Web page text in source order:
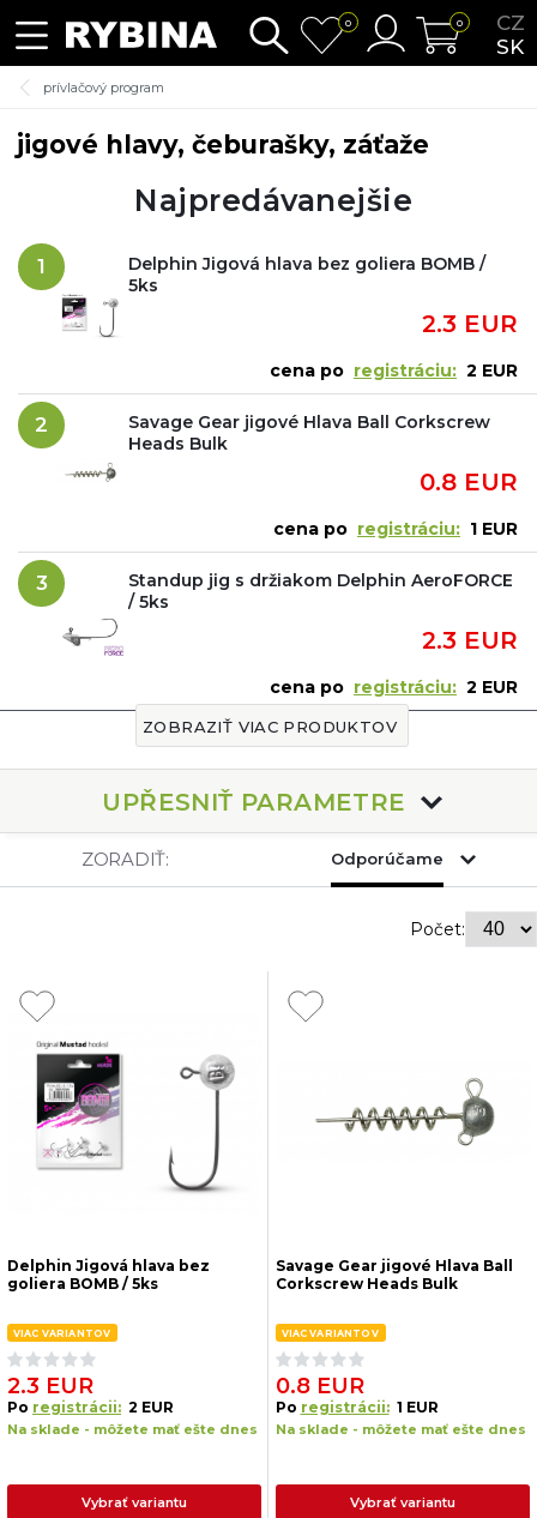
CZ
SK
0 0
prívlačový program
jigové hlavy, čeburašky, záťaže
Najpredávanejšie
1
Delphin Jigová hlava bez goliera BOMB /
5ks
2.3 EUR
cena po registráciu: 2 EUR
2
Savage Gear jigové Hlava Ball Corkscrew
Heads Bulk
0.8 EUR
cena po registráciu: 1 EUR
3
Standup jig s držiakom Delphin AeroFORCE
/ 5ks
2.3 EUR
cena po registráciu: 2 EUR
ZOBRAZIŤ VIAC PRODUKTOV
UPŘESNIŤ PARAMETRE
ZORADIŤ: Odporúčame
Počet:
Delphin Jigová hlava bez
goliera BOMB / 5ks
VIAC VARIANTOV
2.3 EUR
Po registrácii: 2 EUR
Na sklade - môžete mať ešte dnes
Vybrať variantu
Savage Gear jigové Hlava Ball
Corkscrew Heads Bulk
VIAC VARIANTOV
0.8 EUR
Po registrácii: 1 EUR
Na sklade - môžete mať ešte dnes
Vybrať variantu